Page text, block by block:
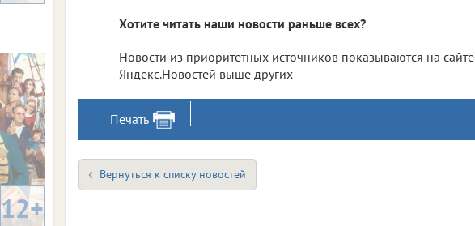
Хотите читать наши новости раньше всех?
Новости из приоритетных источников показываются на сайте
Яндекс.Новостей выше других
Печать
Вернуться к списку новостей
12+